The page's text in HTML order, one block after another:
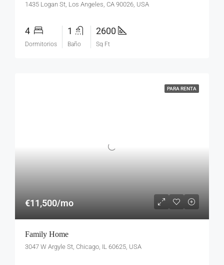
1435 Logan St, Los Angeles, CA 90026, USA
4
Dormitorios
1
Baño
2600
Sq Ft
PARA RENTA
€11,500/mo
Family Home
3047 W Argyle St, Chicago, IL 60625, USA